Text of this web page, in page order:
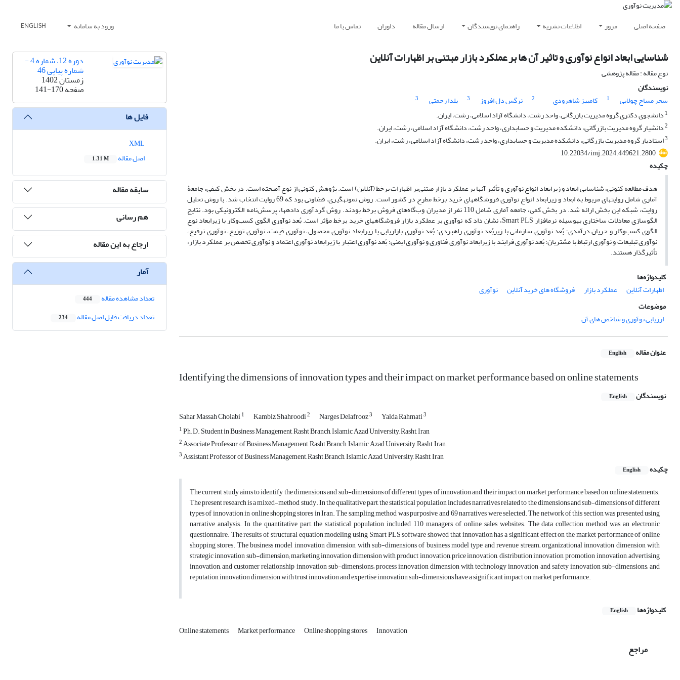
صفحه اصلی مرور اطلاعات نشریه راهنمای نویسندگان ارسال مقاله داوران تماس با ما ورود به سامانه ENGLISH
شناسایی ابعاد انواع نوآوری و تاثیر آن ها بر عملکرد بازار مبتنی بر اظهارات آنلاین
نوع مقاله : مقاله پژوهشی
نویسندگان
سحر مساح چولابی
1 کامبیز شاهرودی 2 نرگس دل افروز 3 یلدا رحمتی
3
1 دانشجوی دکتری گروه مدیریت بازرگانی، واحد رشت، دانشگاه آزاد اسلامی، رشت، ایران.
2دانشیار گروه مدیریت بازرگانی، دانشکده مدیریت و حسابداری، واحد رشت، دانشگاه آزاد اسلامی، رشت، ایران.
3استادیار گروه مدیریت بازرگانی، دانشکده مدیریت و حسابداری، واحد رشت، دانشگاه آزاد اسلامی، رشت، ایران.
10.22034/imj.2024.449621.2800
چکیده
هدف مطالعه کنونی، شناسایی ابعاد و زیرابعاد انواع نوآوری و تأثیر آنها بر عملکرد بازار مبتنی‌بر اظهارات برخط (آنلاین) است. پژوهش کنونی از نوع آمیخته است. در بخش کیفی، جامعۀ
آماری شامل روایت‏های مربوط به ابعاد و زیرابعاد انواع نوآوری فروشگاه­های خرید برخط مطرح در کشور است. روش نمونه‏گیری، قضاوتی بود که 69 روایت انتخاب شد. با روش تحلیل
روایت، شبکه این بخش ارائه شد. در بخش کمی، جامعه آماری شامل 110 نفر از مدیران ­وب‌گاه‌های فروش برخط بودند. روش گردآوری داده­ها، پرسش‌نامه الکترونیکی بود. نتایج
الگوسازی معادلات ساختاری به­وسیله نرم­افزار Smart PLS، نشان داد که نوآوری بر عملکرد بازار ­فروشگاه­های خرید برخط مؤثر است. بُعد نوآوری الگوی کسب‌وکار با زیرابعاد نوع
الگوی کسب‌وکار و جریان درآمدی؛ بُعد نوآوری سازمانی با زیربُعد نوآوری راهبردی؛ بُعد نوآوری بازاریابی با زیرابعاد نوآوری محصول، نوآوری قیمت، نوآوری توزیع، نوآوری ترفیع،
نوآوری تبلیغات و نوآوری ارتباط با مشتریان؛ بُعد نوآوری فرایند با زیرابعاد نوآوری فناوری و نوآوری ایمنی؛ بُعد نوآوری اعتبار با زیرابعاد نوآوری اعتماد و نوآوری تخصص بر عملکرد بازار،
تأثیرگذار هستند.
کلیدواژه‌ها
اظهارات آنلاین
عملکرد بازار فروشگاه های خرید آنلاین
نوآوری
موضوعات
ارزیابی نوآوری و شاخص های آن
عنوان مقاله English
Identifying the dimensions of innovation types and their impact on market performance based on online statements
نویسندگان English
Sahar Massah Cholabi1 Kambiz Shahroodi2 Narges Delafrooz3 Yalda Rahmati3
1Ph.D. Student in Business Management, Rasht Branch, Islamic Azad University, Rasht, Iran
2Associate Professor, of Business Management, Rasht Branch, Islamic Azad University, Rasht, Iran.
3Assistant Professor of Business Management, Rasht Branch, Islamic Azad University, Rasht, Iran
چکیده
English
The current study aims to identify the dimensions and sub-dimensions of different types of innovation and their impact on market performance based on online statements.
The present research is a mixed-method study. In the qualitative part, the statistical population includes narratives related to the dimensions and sub-dimensions of different
types of innovation in online shopping stores in Iran. The sampling method was purposive, and 69 narratives were selected. The network of this section was presented using
narrative analysis. In the quantitative part, the statistical population included 110 managers of online sales websites. The data collection method was an electronic
questionnaire. The results of structural equation modeling using Smart PLS software showed that innovation has a significant effect on the market performance of online
shopping stores. The business model innovation dimension with sub-dimensions of business model type and revenue stream; organizational innovation dimension with
strategic innovation sub-dimension; marketing innovation dimension with product innovation, price innovation, distribution innovation, promotion innovation, advertising
innovation, and customer relationship innovation sub-dimensions; process innovation dimension with technology innovation and safety innovation sub-dimensions; and
reputation innovation dimension with trust innovation and expertise innovation sub-dimensions have a significant impact on market performance.
کلیدواژه‌ها English
Online statements Market performance Online shopping stores Innovation
مراجع
دوره 12، شماره 4 -
شماره پیاپی 46
زمستان 1402
صفحه141-170
فایل ها
اصل مقاله
1.31 M
سابقه مقاله
هم رسانی
ارجاع به این مقاله
آمار
تعداد مشاهده مقاله 444
تعداد دریافت فایل اصل مقاله 234